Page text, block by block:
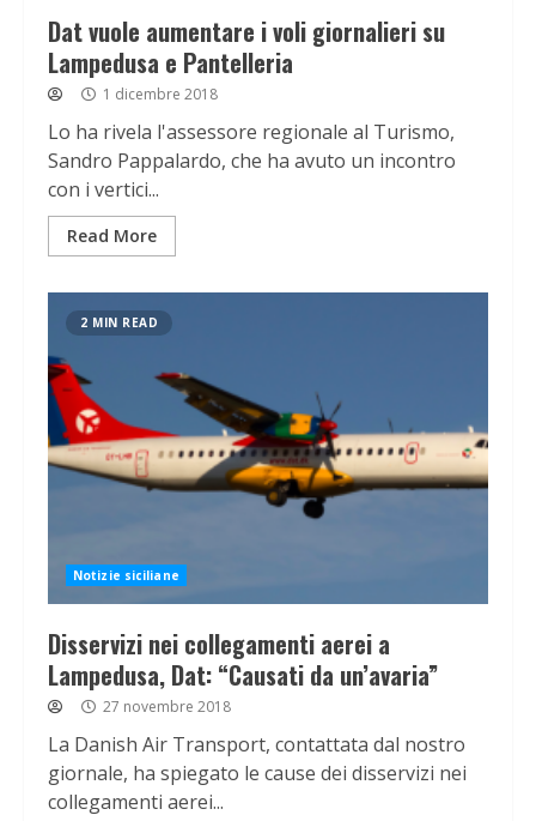
Dat vuole aumentare i voli giornalieri su
Lampedusa e Pantelleria
1 dicembre 2018
Lo ha rivela l'assessore regionale al Turismo,
Sandro Pappalardo, che ha avuto un incontro
con i vertici...
Read More
2 MIN READ
Notizie siciliane
Disservizi nei collegamenti aerei a
Lampedusa, Dat: “Causati da un’avaria”
27 novembre 2018
La Danish Air Transport, contattata dal nostro
giornale, ha spiegato le cause dei disservizi nei
collegamenti aerei...